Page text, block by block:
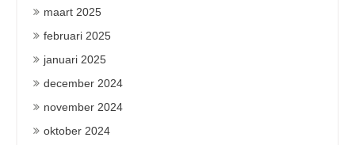
maart 2025
februari 2025
januari 2025
december 2024
november 2024
oktober 2024